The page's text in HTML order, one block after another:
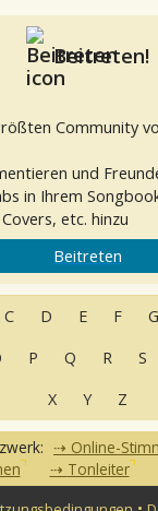
Beitreten!
Community
und
in Ihrem
etc. hinzu
Beitreten
C D E F G
P Q R S
X
Y Z
Online-
Tonleiter